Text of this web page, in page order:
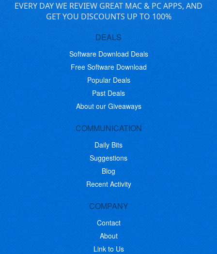
EVERY DAY WE REVIEW GREAT MAC & PC APPS, AND
GET YOU DISCOUNTS UP TO 100%
DEALS
Software Download Deals
Free Software Download
Popular Deals
Past Deals
About our Giveaways
COMMUNICATION
Daily Bits
Suggestions
Blog
Recent Activity
COMPANY
Contact
About
Link to Us